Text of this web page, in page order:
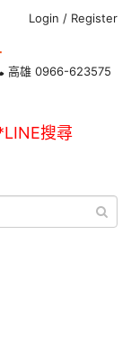
Login / Register
高雄 0966-623575
搜尋